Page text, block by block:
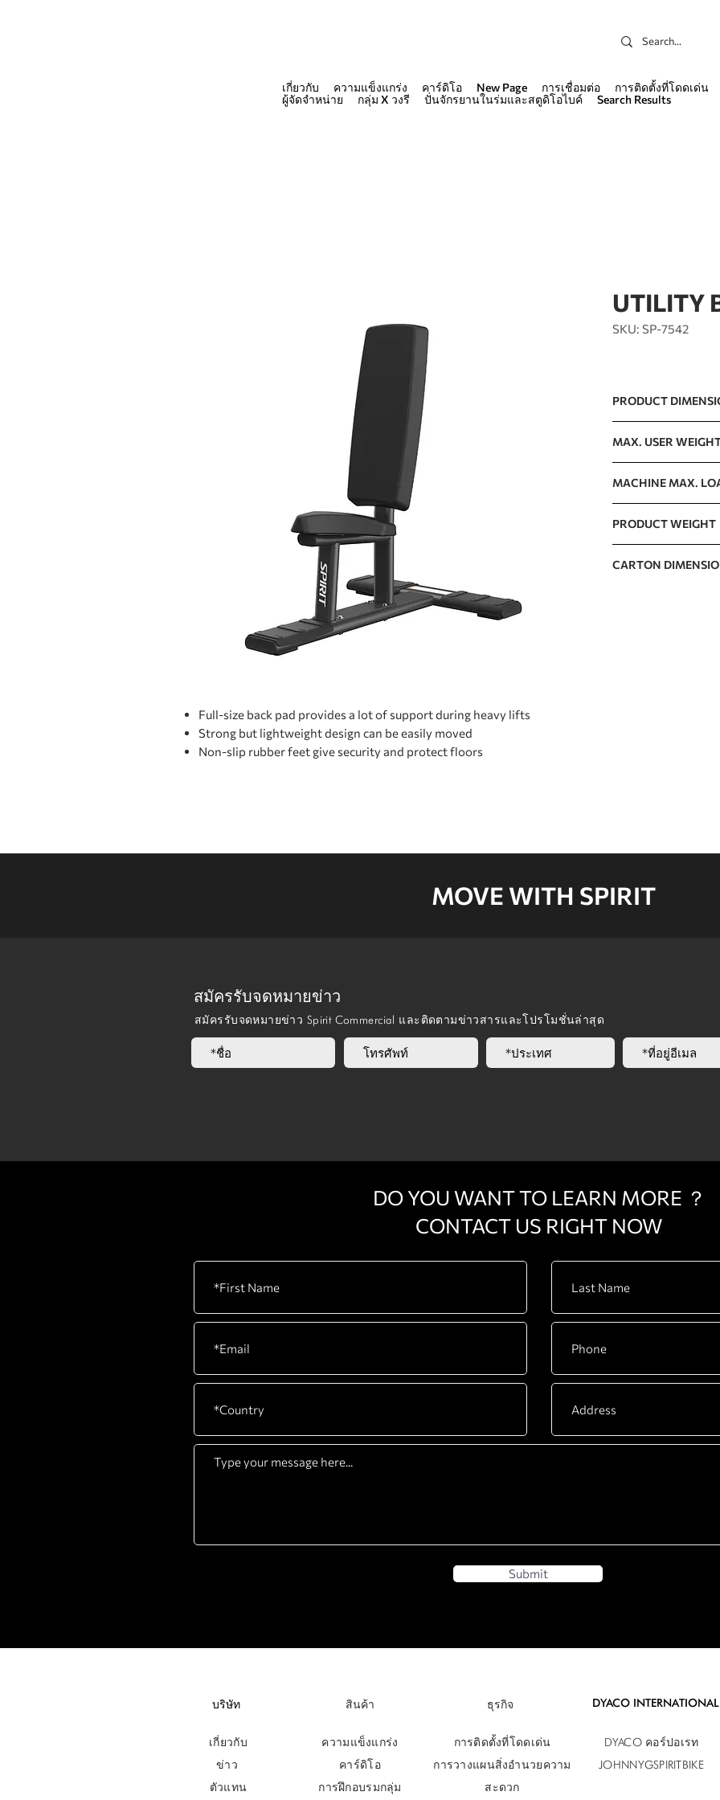
เกี่ยวกับ ความแข็งแกร่ง คาร์ดิโอ New Page การเชื่อมต่อ
การติดตั้งที่โดดเด่น
ผู้จัดจำหน่าย
กลุ่ม X วงรี ปั่นจักรยานในร่มและสตูดิโอไบค์ Search Results
Full-size back pad provides a lot of support during heavy lifts
Strong but lightweight design can be easily moved
Non-slip rubber feet give security and protect floors
UTILITY
SKU: SP-7542
PRODUCT
MAX. USER
MACHINE MAX.
PRODUCT WEIGHT
CARTON
MOVE WITH SPIRIT
สมัครรับจดหมายข่าว
สมัครรับจดหมายข่าว Spirit Commercial และติดตามข่าวสารและโปรโมชั่นล่าสุด
DO YOU WANT TO LEARN MORE ？
CONTACT US RIGHT NOW
Submit
บริษัท
เกี่ยวกับ
ข่าว
ตัวแทน
สินค้า ธุรกิจ DYACO INTERNATIONAL
ความแข็งแกร่ง
คาร์ดิโอ
การฝึกอบรมกลุ่ม
การติดตั้งที่โดดเด่น
การวางแผนสิ่งอำนวยความ
สะดวก
DYACO คอร์ปอเรท
JOHNNYGSPIRITBIKE